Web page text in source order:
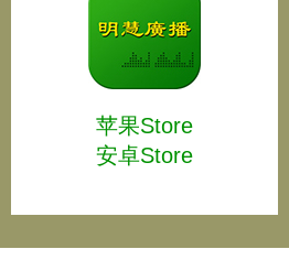
苹果Store
安卓Store